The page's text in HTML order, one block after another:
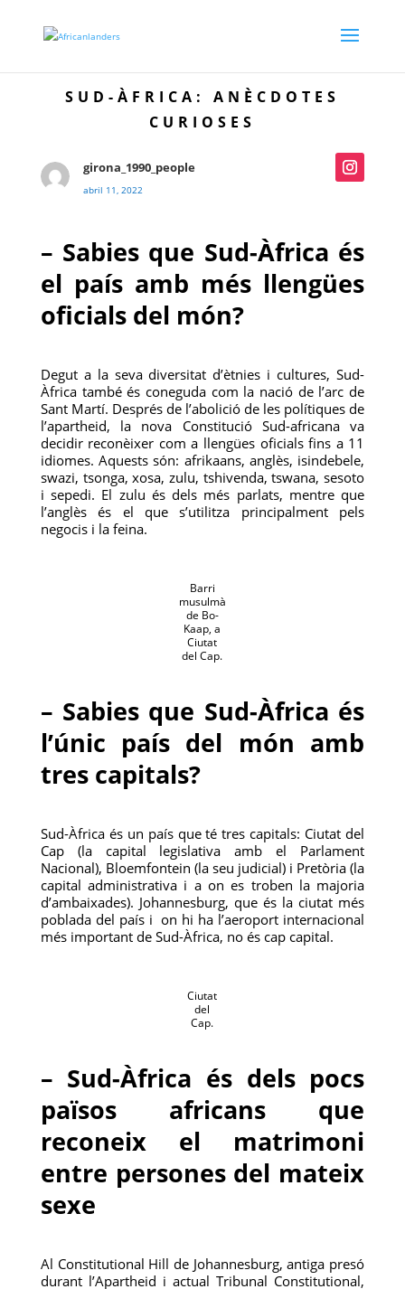
SUD-ÀFRICA: ANÈCDOTES
CURIOSES
girona_1990_people
abril 11, 2022
– Sabies que Sud-Àfrica és
el país amb més llengües
oficials del món?
Degut a la seva diversitat d’ètnies i cultures, Sud-
Àfrica també és coneguda com la nació de l’arc de
Sant Martí. Després de l’abolició de les polítiques de
l’apartheid, la nova Constitució Sud-africana va
decidir reconèixer com a llengües oficials fins a 11
idiomes. Aquests són: afrikaans, anglès, isindebele,
swazi, tsonga, xosa, zulu, tshivenda, tswana, sesoto
i sepedi. El zulu és dels més parlats, mentre que
l’anglès és el que s’utilitza principalment pels
negocis i la feina.
Barri
musulmà
de Bo-
Kaap, a
Ciutat
del Cap.
– Sabies que Sud-Àfrica és
l’únic país del món amb
tres capitals?
Sud-Àfrica és un país que té tres capitals: Ciutat del
Cap (la capital legislativa amb el Parlament
Nacional), Bloemfontein (la seu judicial) i Pretòria (la
capital administrativa i a on es troben la majoria
d’ambaixades). Johannesburg, que és la ciutat més
poblada del país i on hi ha l’aeroport internacional
més important de Sud-Àfrica, no és cap capital.
Ciutat
del
Cap.
– Sud-Àfrica és dels pocs
països africans que
reconeix el matrimoni
entre persones del mateix
sexe
Al Constitutional Hill de Johannesburg, antiga presó
durant l’Apartheid i actual Tribunal Constitutional,